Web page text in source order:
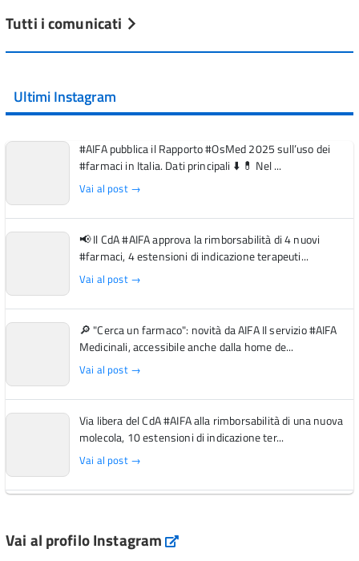
Tutti i comunicati
Ultimi Instagram
#AIFA pubblica il Rapporto #OsMed 2025 sull’uso dei
#farmaci in Italia. Dati principali ⬇️ 💊 Nel ...
Vai al post →
📢 Il CdA #AIFA approva la rimborsabilità di 4 nuovi
#farmaci, 4 estensioni di indicazione terapeuti...
Vai al post →
🔎 "Cerca un farmaco": novità da AIFA Il servizio #AIFA
Medicinali, accessibile anche dalla home de...
Vai al post →
Via libera del CdA #AIFA alla rimborsabilità di una nuova
molecola, 10 estensioni di indicazione ter...
Vai al post →
Vai al post →
Vai al profilo Instagram Instagram